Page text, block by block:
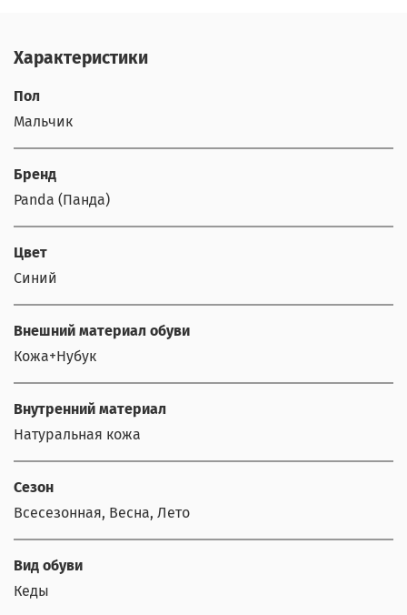
Характеристики
Пол
Мальчик
Бренд
Panda (Панда)
Цвет
Синий
Внешний материал обуви
Кожа+Нубук
Внутренний материал
Натуральная кожа
Сезон
Всесезонная, Весна, Лето
Вид обуви
Кеды